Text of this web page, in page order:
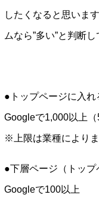
したくなると思いま
ムなら”多い”と判断
●トップページに入れ
Googleで1,000以上（
※上限は業種により
●下層ページ（トッ
Googleで100以上